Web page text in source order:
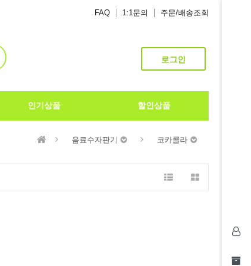
FAQ 1:1문의 주문/배송조회
로그인
인기상품 할인상품
음료수자판기 코카콜라